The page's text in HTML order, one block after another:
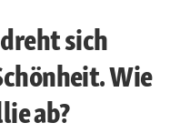
sich
Wie
ab?